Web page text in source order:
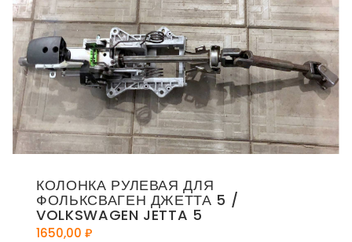
КОЛОНКА РУЛЕВАЯ ДЛЯ
ФОЛЬКСВАГЕН ДЖЕТТА 5 /
VOLKSWAGEN JETTA 5
1650,00 ₽